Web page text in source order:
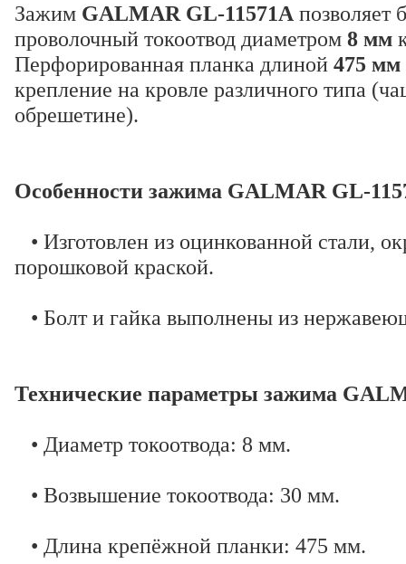
Зажим GALMAR GL-11571A позволяет
проволочный токоотвод диаметром 8 мм
Перфорированная планка длиной 475 мм
крепление на кровле различного типа
обрешетине).
Особенности зажима GALMAR GL-
• Изготовлен из оцинкованной стали,
порошковой краской.
• Болт и гайка выполнены из
Технические параметры зажима
• Диаметр токоотвода: 8 мм.
• Возвышение токоотвода: 30 мм.
• Длина крепёжной планки: 475 мм.